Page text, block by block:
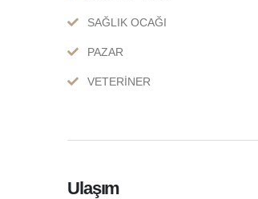
SAĞLIK OCAĞI
PAZAR
VETERİNER
Ulaşım